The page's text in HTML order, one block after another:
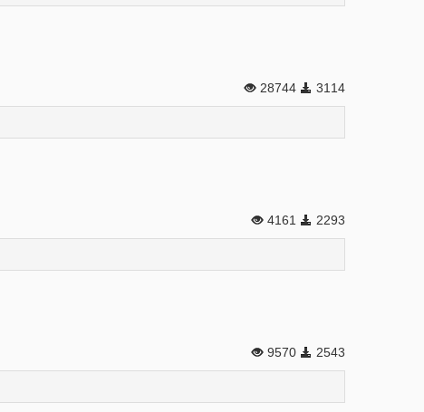
28744 3114
4161 2293
9570 2543